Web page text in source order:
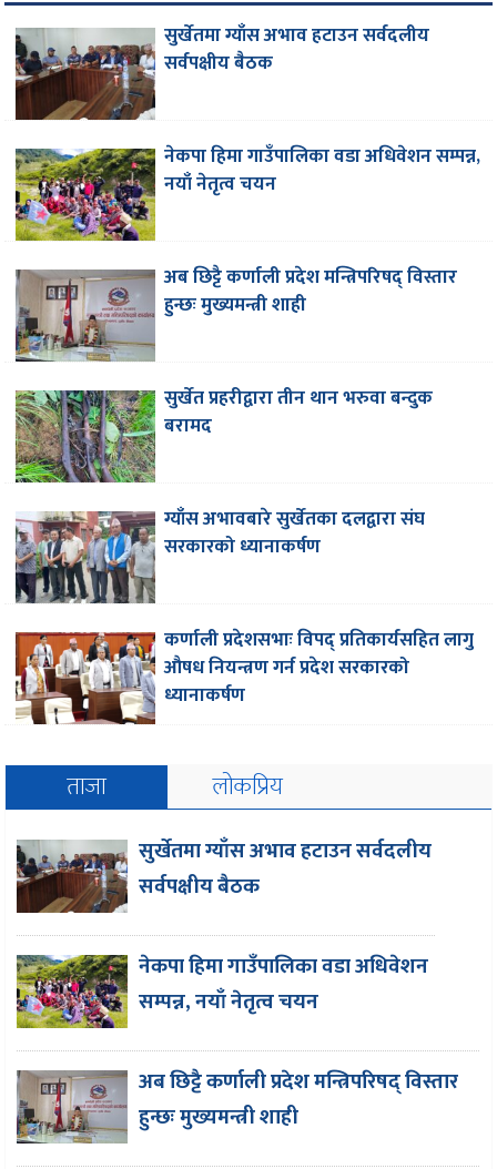
सुर्खेतमा ग्याँस अभाव हटाउन सर्वदलीय
सर्वपक्षीय बैठक
नेकपा हिमा गाउँपालिका वडा अधिवेशन सम्पन्न,
नयाँ नेतृत्व चयन
अब छिट्टै कर्णाली प्रदेश मन्त्रिपरिषद् विस्तार
हुन्छः मुख्यमन्त्री शाही
सुर्खेत प्रहरीद्वारा तीन थान भरुवा बन्दुक
बरामद
ग्याँस अभावबारे सुर्खेतका दलद्वारा संघ
सरकारको ध्यानाकर्षण
कर्णाली प्रदेशसभाः विपद् प्रतिकार्यसहित लागु
औषध नियन्त्रण गर्न प्रदेश सरकारको
ध्यानाकर्षण
ताजा लोकप्रिय
सुर्खेतमा ग्याँस अभाव हटाउन सर्वदलीय
सर्वपक्षीय बैठक
नेकपा हिमा गाउँपालिका वडा अधिवेशन
सम्पन्न, नयाँ नेतृत्व चयन
अब छिट्टै कर्णाली प्रदेश मन्त्रिपरिषद् विस्तार
हुन्छः मुख्यमन्त्री शाही